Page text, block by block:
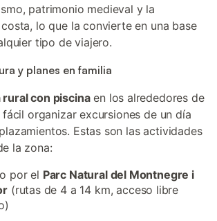
patrimonio medieval y la
lo que la convierte en una base
tipo de viajero.
y planes en familia
rural con piscinaen los alrededores de
organizar excursiones de un día
Estas son las actividades
la zona:
por el Parc Natural del Montnegre i
(rutas de 4 a 14 km, acceso libre